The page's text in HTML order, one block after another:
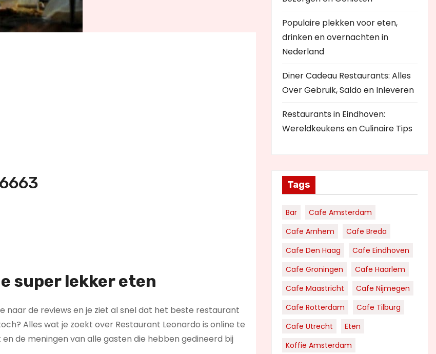
super lekker eten
naar de reviews en je ziet al snel dat het beste restaurant
Alles wat je zoekt over Restaurant Leonardo is online te
de meningen van alle gasten die hebben gedineerd bij
Populaire plekken voor eten,
drinken en overnachten in
Nederland
Diner Cadeau Restaurants: Alles
Over Gebruik, Saldo en Inleveren
Restaurants in Eindhoven:
Wereldkeukens en Culinaire Tips
Tags
Bar
Cafe Amsterdam
Cafe Arnhem
Cafe Breda
Cafe Den Haag
Cafe Eindhoven
Cafe Groningen
Cafe Haarlem
Cafe Maastricht
Cafe Nijmegen
Cafe Rotterdam
Cafe Tilburg
Cafe Utrecht
Eten
Koffie Amsterdam